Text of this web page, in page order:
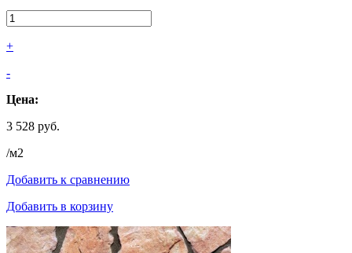
+
-
Цена:
3 528 руб.
/м2
Добавить к сравнению
Добавить в корзину